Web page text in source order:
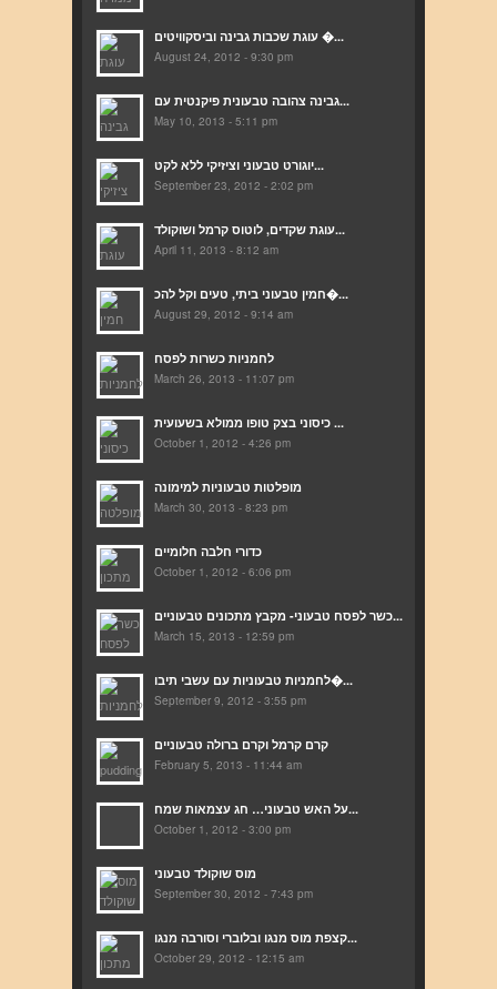
עוגת שכבות גבינה וביסקוויטים �...
August 24, 2012 - 9:30 pm
גבינה צהובה טבעונית פיקנטית עם...
May 10, 2013 - 5:11 pm
יוגורט טבעוני וציזיקי ללא לקט...
September 23, 2012 - 2:02 pm
עוגת שקדים, לוטוס קרמל ושוקולד...
April 11, 2013 - 8:12 am
חמין טבעוני ביתי, טעים וקל להכ�...
August 29, 2012 - 9:14 am
לחמניות כשרות לפסח
March 26, 2013 - 11:07 pm
כיסוני בצק טופו ממולא בשעועית ...
October 1, 2012 - 4:26 pm
מופלטות טבעוניות למימונה
March 30, 2013 - 8:23 pm
כדורי חלבה חלומיים
October 1, 2012 - 6:06 pm
כשר לפסח טבעוני- מקבץ מתכונים טבעוניים...
March 15, 2013 - 12:59 pm
לחמניות טבעוניות עם עשבי תיבו�...
September 9, 2012 - 3:55 pm
קרם קרמל וקרם ברולה טבעוניים
February 5, 2013 - 11:44 am
על האש טבעוני… חג עצמאות שמח...
October 1, 2012 - 3:00 pm
מוס שוקולד טבעוני
September 30, 2012 - 7:43 pm
קצפת מוס מנגו ובלוברי וסורבה מנגו...
October 29, 2012 - 12:15 am